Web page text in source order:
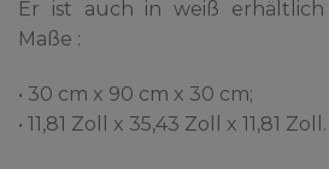
Er ist auch in weiß
Maße :
• 30 cm x 90 cm x 30 cm;
• 11,81 Zoll x 35,43 Zoll x 11,81 Zoll.